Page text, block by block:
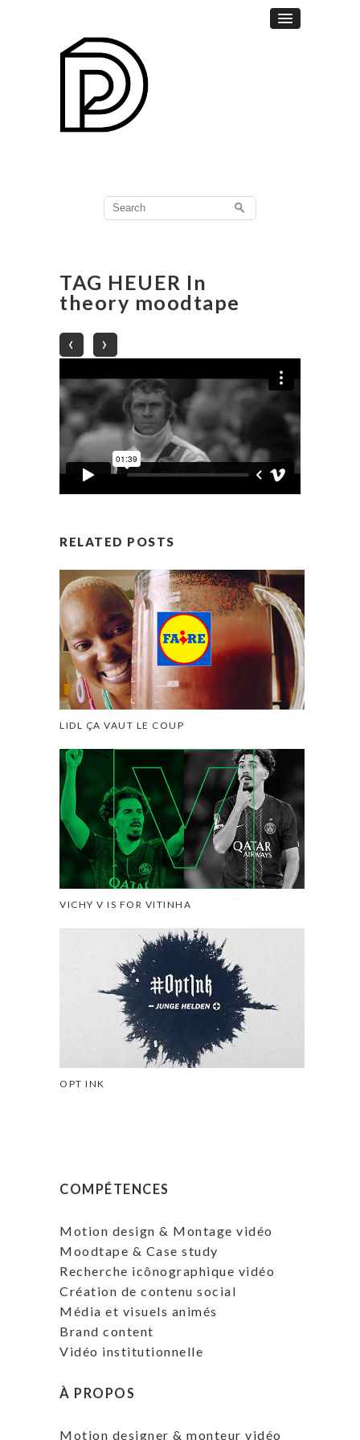
Search
for:
TAG HEUER In
theory moodtape
‹
›
RELATED POSTS
LIDL ÇA VAUT LE COUP
VICHY V IS FOR VITINHA
OPT INK
COMPÉTENCES
Motion design & Montage vidéo
Moodtape & Case study
Recherche icônographique vidéo
Création de contenu social
Média et visuels animés
Brand content
Vidéo institutionnelle
À PROPOS
Motion designer & monteur vidéo